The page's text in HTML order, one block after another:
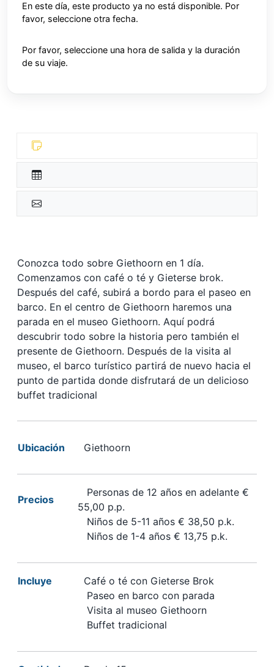
En este día, este producto ya no está disponible. Por
favor, seleccione otra fecha.
Por favor, seleccione una hora de salida y la duración
de su viaje.
Conozca todo sobre Giethoorn en 1 día.
Comenzamos con café o té y Gieterse brok.
Después del café, subirá a bordo para el paseo en
barco. En el centro de Giethoorn haremos una
parada en el museo Giethoorn. Aquí podrá
descubrir todo sobre la historia pero también el
presente de Giethoorn. Después de la visita al
museo, el barco turístico partirá de nuevo hacia el
punto de partida donde disfrutará de un delicioso
buffet tradicional
Ubicación Giethoorn
Precios
Personas de 12 años en adelante €
55,00 p.p.
Niños de 5-11 años € 38,50 p.k.
Niños de 1-4 años € 13,75 p.k.
Incluye
Café o té con Gieterse Brok
Paseo en barco con parada
Visita al museo Giethoorn
Buffet tradicional